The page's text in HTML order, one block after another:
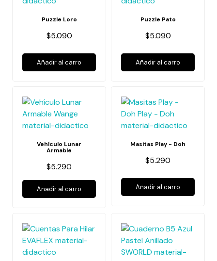
Puzzle Loro
$5.090
Añadir al carro
Puzzle Pato
$5.090
Añadir al carro
Vehículo Lunar
Armable
$5.290
Añadir al carro
Masitas Play - Doh
$5.290
Añadir al carro